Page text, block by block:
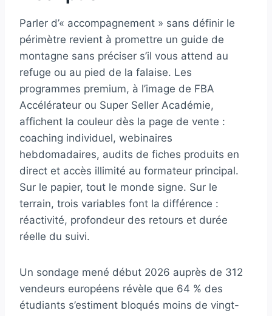
Parler d’« accompagnement » sans définir le
périmètre revient à promettre un guide de
montagne sans préciser s’il vous attend au
refuge ou au pied de la falaise. Les
programmes premium, à l’image de FBA
Accélérateur ou Super Seller Académie,
affichent la couleur dès la page de vente :
coaching individuel, webinaires
hebdomadaires, audits de fiches produits en
direct et accès illimité au formateur principal.
Sur le papier, tout le monde signe. Sur le
terrain, trois variables font la différence :
réactivité, profondeur des retours et durée
réelle du suivi.
Un sondage mené début 2026 auprès de 312
vendeurs européens révèle que 64 % des
étudiants s’estiment bloqués moins de vingt-